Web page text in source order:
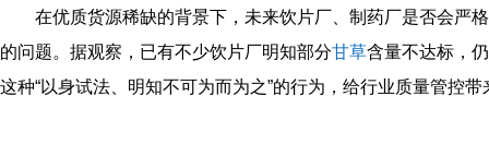
在优质货源稀缺的背景下，未来饮片厂、制药厂是否会严
的问题。据观察，已有不少饮片厂明知部分甘草含量不达标，
这种“以身试法、明知不可为而为之”的行为，给行业质量管控带